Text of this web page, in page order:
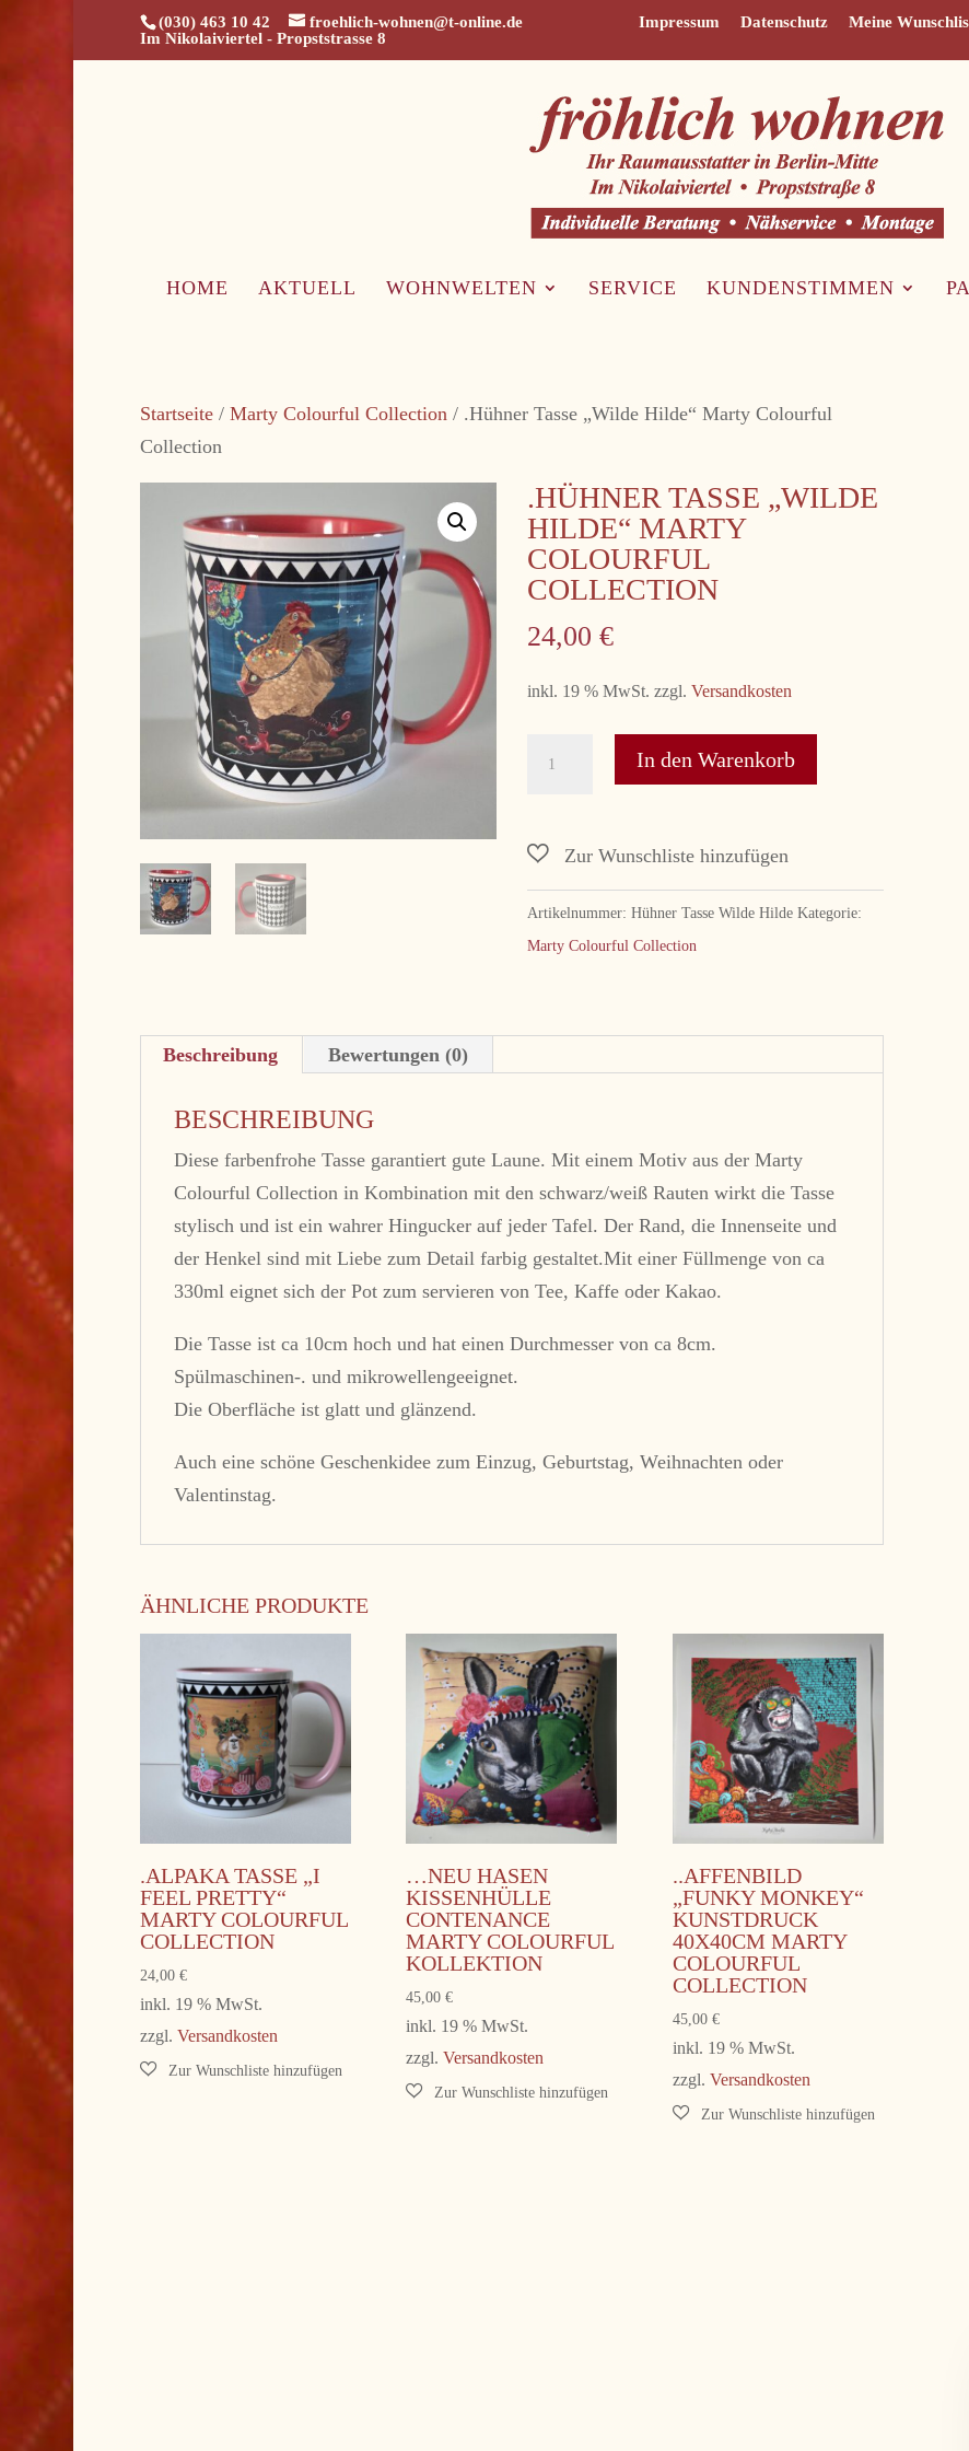
(030) 463 10 42
froehlich-wohnen@t-online.de
Im Nikolaiviertel - Propststrasse 8
Impressum Datenschutz Meine
HOME AKTUELL WOHNWELTEN SERVICE KUNDENSTIMMEN
Startseite/ Marty Colourful Collection / .Hühner Tasse „Wilde Hilde“ Marty Colourful
Collection
.HÜHNER TASSE „WILDE
HILDE“ MARTY
COLOURFUL
COLLECTION
24,00 €
inkl. 19 % MwSt. zzgl. Versandkosten
Hilde"
Colourful
Collection
In den Warenkorb
Artikelnummer: Hühner Tasse Wilde Hilde Kategorie:
Marty Colourful Collection
Beschreibung Bewertungen (0)
BESCHREIBUNG
Diese farbenfrohe Tasse garantiert gute Laune. Mit einem Motiv aus der Marty
Colourful Collection in Kombination mit den schwarz/weiß Rauten wirkt die Tasse
stylisch und ist ein wahrer Hingucker auf jeder Tafel. Der Rand, die Innenseite und
der Henkel sind mit Liebe zum Detail farbig gestaltet.Mit einer Füllmenge von ca
330ml eignet sich der Pot zum servieren von Tee, Kaffe oder Kakao.
Die Tasse ist ca 10cm hoch und hat einen Durchmesser von ca 8cm.
Spülmaschinen-. und mikrowellengeeignet.
Die Oberfläche ist glatt und glänzend.
Auch eine schöne Geschenkidee zum Einzug, Geburtstag, Weihnachten oder
Valentinstag.
ÄHNLICHE PRODUKTE
.ALPAKA TASSE „I
FEEL PRETTY“
MARTY COLOURFUL
COLLECTION
24,00 €
inkl. 19 % MwSt.
zzgl. Versandkosten
…NEU HASEN
KISSENHÜLLE
CONTENANCE
MARTY COLOURFUL
KOLLEKTION
45,00€
inkl. 19 % MwSt.
zzgl.Versandkosten
..AFFENBILD
„FUNKY MONKEY“
KUNSTDRUCK
40X40CM MARTY
COLOURFUL
COLLECTION
45,00€
inkl. 19 % MwSt.
zzgl.Versandkosten